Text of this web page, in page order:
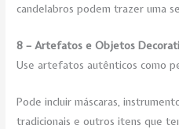
candelabros podem trazer uma
8 – Artefatos e Objetos
Use artefatos autênticos como
Pode incluir máscaras,
tradicionais e outros itens que